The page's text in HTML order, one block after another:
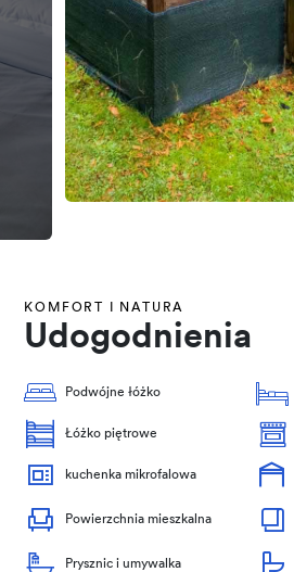
KOMFORT I NATURA
Udogodnienia
Podwójne łóżko
Łóżko piętrowe
kuchenka mikrofalowa
Powierzchnia mieszkalna
Prysznic i umywalka